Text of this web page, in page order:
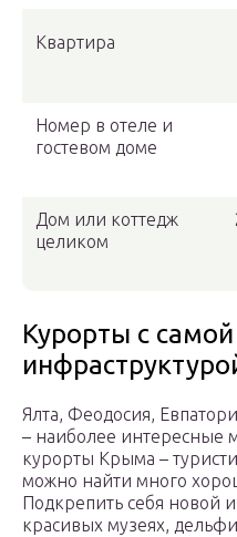
Квартира
Номер в отеле и
гостевом доме
Дом или коттедж
целиком
Курорты с
Ялта, Феодосия,
– наиболее интересные
курорты Крыма –
можно найти много
Подкрепить себя новой
красивых музеях,